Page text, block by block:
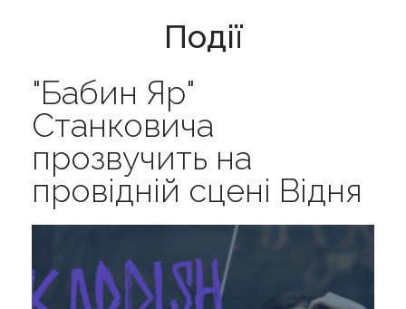
Події
"Бабин Яр"
Станковича
прозвучить на
провідній сцені Відня